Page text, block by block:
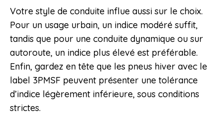
Votre style de conduite influe aussi sur le choix.
Pour un usage urbain, un indice modéré suffit,
tandis que pour une conduite dynamique ou sur
autoroute, un indice plus élevé est préférable.
Enfin, gardez en tête que les pneus hiver avec le
label 3PMSF peuvent présenter une tolérance
d’indice légèrement inférieure, sous conditions
strictes.